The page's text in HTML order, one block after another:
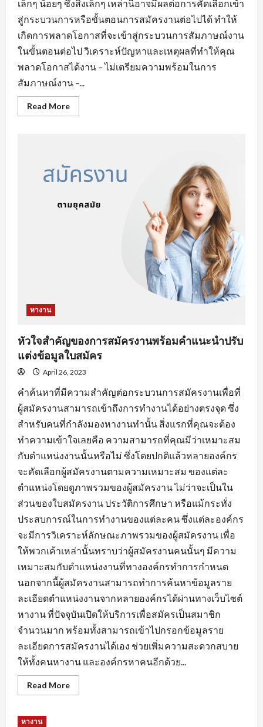
เล็กๆ น้อยๆ ซึ่งสิ่งเล็กๆ เหล่านี้อาจมีผลต่อการคัดเลือกเข้า
สู่กระบวนการหรือขั้นตอนการสมัครงานต่อไปได้ ทำให้
เกิดการพลาดโอกาสที่จะเข้าสู่กระบวนการสัมภาษณ์งาน
ในขั้นตอนต่อไป วิเคราะห์ปัญหาและเหตุผลที่ทำให้คุณ
พลาดโอกาสได้งาน – ไม่เตรียมความพร้อมในการ
สัมภาษณ์งาน –...
Read MoreRead
more
หา
งาน
จะ
ทำให้
หางาน
หัวใจสำคัญของการสมัครงานพร้อมคำแนะนำปรับ
แต่งข้อมูลใบสมัคร
April 26, 2023
คำค้นหาที่มีความสำคัญต่อกระบวนการสมัครงานเพื่อที่
ผู้สมัครงานสามารถเข้าถึงการทำงานได้อย่างตรงจุด ซึ่ง
สำหรับคนที่กำลังมองหางานทำนั้น สิ่งแรกที่คุณจะต้อง
ทำความเข้าใจเลยคือ ความสามารถที่คุณมีว่าเหมาะสม
กับตำแหน่งงานนั้นหรือไม่ ซึ่งโดยปกติแล้วหลายองค์กร
จะคัดเลือกผู้สมัครงานตามความเหมาะสม ของแต่ละ
ตำแหน่งโดยดูภาพรวมของผู้สมัครงาน ไม่ว่าจะเป็นใน
ส่วนของใบสมัครงาน ประวัติการศึกษา หรือแม้กระทั่ง
ประสบการณ์ในการทำงานของแต่ละคน ซึ่งแต่ละองค์กร
จะมีการวิเคราะห์ลักษณะภาพรวมของผู้สมัครงาน เพื่อ
ให้พวกเค้าเหล่านั้นทราบว่าผู้สมัครงานคนนั้นๆ มีความ
เหมาะสมกับตำแหน่งงานที่ทางองค์กรทำการกำหนด
นอกจากนี้ผู้สมัครงานสามารถทำการค้นหาข้อมูลราย
ละเอียดตำแหน่งงานจากหลายองค์กรได้ผ่านทางเว็บไซต์
หางาน ที่ปัจจุบันเปิดให้บริการเพื่อสมัครเป็นสมาชิก
จำนวนมาก พร้อมทั้งสามารถเข้าไปกรอกข้อมูลราย
ละเอียดการสมัครงานได้เอง ช่วยเพิ่มความสะดวกสบาย
ให้ทั้งคนหางาน และองค์กรหาคนอีกด้วย...
Read MoreRead
more
หางาน